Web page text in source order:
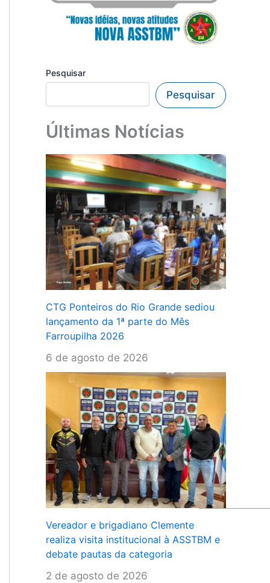
Pesquisar
Pesquisar
Últimas Notícias
CTG Ponteiros do Rio Grande sediou
lançamento da 1ª parte do Mês
Farroupilha 2026
6 de agosto de 2026
Vereador e brigadiano Clemente
realiza visita institucional à ASSTBM e
debate pautas da categoria
2 de agosto de 2026